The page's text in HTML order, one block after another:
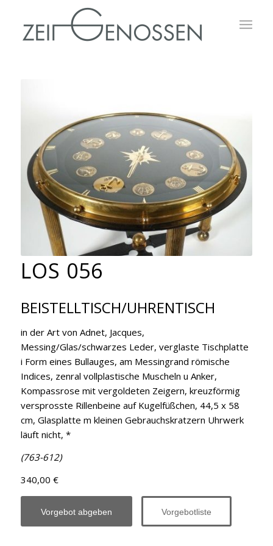
LOS 056
BEISTELLTISCH/UHRENTISCH
in der Art von Adnet, Jacques,
Messing/Glas/schwarzes Leder, verglaste Tischplatte
i Form eines Bullauges, am Messingrand römische
Indices, zenral vollplastische Muscheln u Anker,
Kompassrose mit vergoldeten Zeigern, kreuzförmig
versprosste Rillenbeine auf Kugelfüßchen, 44,5 x 58
cm, Glasplatte m kleinen Gebrauchskratzern Uhrwerk
läuft nicht, *
(763-612)
340,00 €
Vorgebot abgeben Vorgebotliste